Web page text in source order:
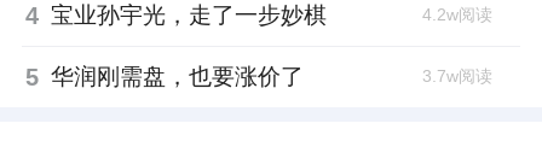
4 宝业孙宇光，走了一步妙棋 4.2w阅读
5 华润刚需盘，也要涨价了 3.7w阅读